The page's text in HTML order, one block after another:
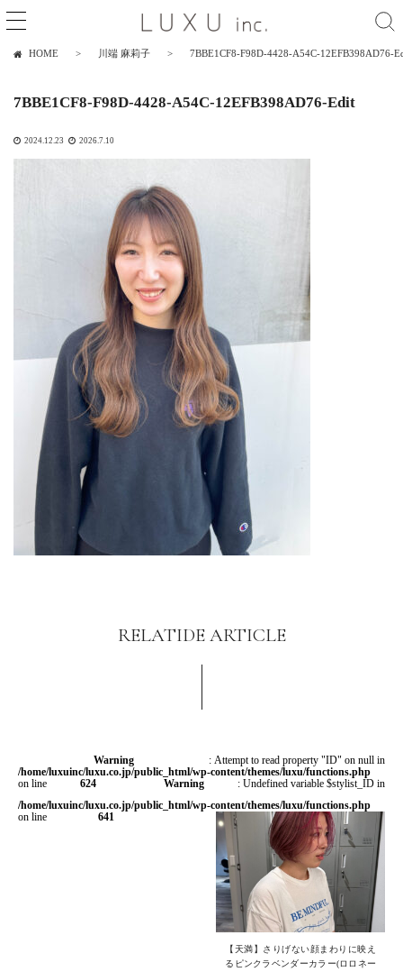
HOME 川端 麻莉子 7BBE1CF8-F98D-4428-A54C-12EFB398AD76-
7BBE1CF8-F98D-4428-A54C-12EFB398AD76-Edit
2024.12.23 2026.7.10
RELATIDE ARTICLE
Warning
: Attempt to read property "ID" on null in
/home/luxuinc/luxu.co.jp/public_html/wp-content/themes/luxu/functions.php
on line
624 Warning
: Undefined variable $stylist_ID in
/home/luxuinc/luxu.co.jp/public_html/wp-content/themes/luxu/functions.php
on line
641
【天満】さりげない顔まわりに映え
るピンクラベンダーカラー(ロロネー